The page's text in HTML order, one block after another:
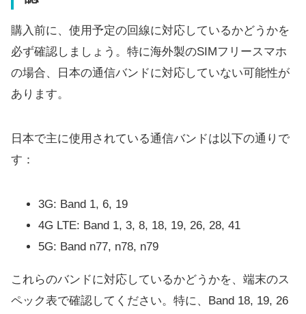
購入前に、使用予定の回線に対応しているかどうかを
必ず確認しましょう。特に海外製のSIMフリースマホ
の場合、日本の通信バンドに対応していない可能性が
あります。
日本で主に使用されている通信バンドは以下の通りで
す：
3G: Band 1, 6, 19
4G LTE: Band 1, 3, 8, 18, 19, 26, 28, 41
5G: Band n77, n78, n79
これらのバンドに対応しているかどうかを、端末のス
ペック表で確認してください。特に、Band 18, 19, 26